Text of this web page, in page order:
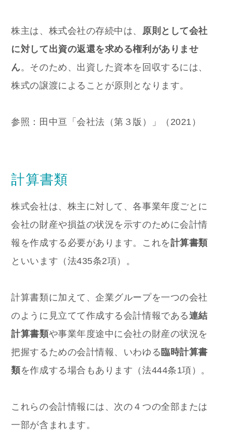
株主は、株式会社の存続中は、
原則として会社
に対して出資の返還を求める権利がありませ
ん。そのため、出資した資本を回収するには、
株式の譲渡によることが原則となります。
参照：田中亘「会社法（第３版）」（2021）
計算書類
株式会社は、株主に対して、各事業年度ごとに
会社の財産や損益の状況を示すのために会計情
報を作成する必要があります。これを計算書類
といいます（法435条2項）。
計算書類に加えて、企業グループを一つの会社
のように見立てて作成する会計情報である連結
計算書類や事業年度途中に会社の財産の状況を
把握するための会計情報、いわゆる 臨時計算書
類を作成する場合もあります（法444条1項）。
これらの会計情報には、次の４つの全部または
一部が含まれます。